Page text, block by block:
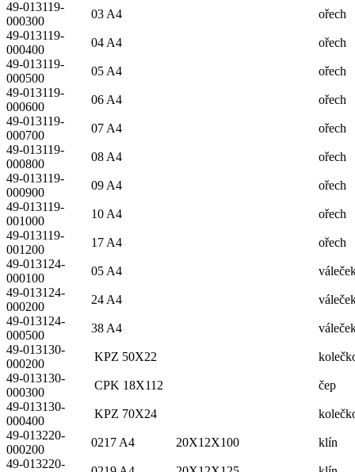
49-013119-
000300
03 A4
ořech
49-013119-
000400
04 A4
ořech
49-013119-
000500
05 A4
ořech
49-013119-
000600
06 A4
ořech
49-013119-
000700
07 A4
ořech
49-013119-
000800
08 A4
ořech
49-013119-
000900
09 A4
ořech
49-013119-
001000
10 A4
ořech
49-013119-
001200
17 A4
ořech
49-013124-
000100
05 A4
49-013124-
000200
24 A4
49-013124-
000500
38 A4
49-013130-
000200
KPZ 50X22
49-013130-
000300
CPK 18X112
čep
49-013130-
000400
KPZ 70X24
49-013220-
000200
0217 A4 20X12X100
klín
49-013220-